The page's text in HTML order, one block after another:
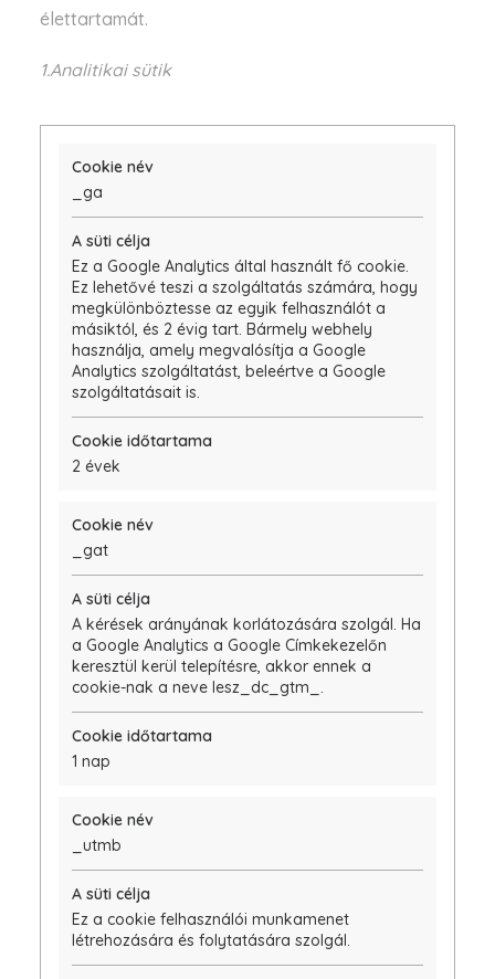
élettartamát.
1.Analitikai sütik
_ga
Ez a Google Analytics által használt fő cookie.
Ez lehetővé teszi a szolgáltatás számára, hogy
megkülönböztesse az egyik felhasználót a
másiktól, és 2 évig tart. Bármely webhely
használja, amely megvalósítja a Google
Analytics szolgáltatást, beleértve a Google
szolgáltatásait is.
2 évek
_gat
A kérések arányának korlátozására szolgál. Ha
a Google Analytics a Google Címkekezelőn
keresztül kerül telepítésre, akkor ennek a
cookie-nak a neve lesz_dc_gtm_.
1 nap
_utmb
Ez a cookie felhasználói munkamenet
létrehozására és folytatására szolgál.